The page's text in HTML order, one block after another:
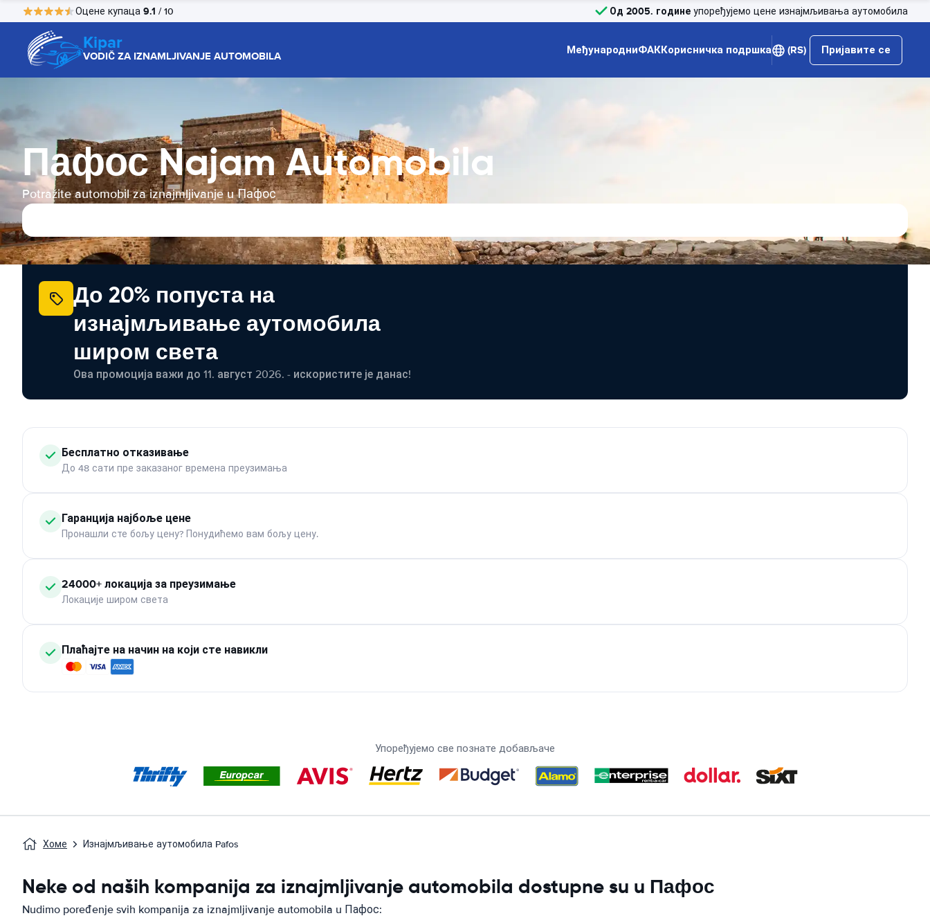
Оцене купаца 9.1 / 10 Од 2005. године упоређујемо цене изнајмљивања аутомобила
Kipar
VODIČ ZA IZNAMLJIVANJE AUTOMOBILA МеђународниФАККорисничка подршка (RS) Пријавите се
Пафос Najam Automobila
Potražite automobil za iznajmljivanje u Пафос
До 20% попуста на
изнајмљивање аутомобила
широм света
Ова промоција важи до 11. август 2026. - искористите је данас!
Бесплатно отказивање
До 48 сати пре заказаног времена преузимања
Гаранција најбоље цене
Пронашли сте бољу цену? Понудићемо вам бољу цену.
24000+ локација за преузимање
Локације широм света
Плаћајте на начин на који сте навикли
Упоређујемо све познате добављаче
Хоме Изнајмљивање аутомобила Pafos
Neke od naših kompanija za iznajmljivanje automobila dostupne su u Пафос
Nudimo poređenje svih kompanija za iznajmljivanje automobila u Пафос: